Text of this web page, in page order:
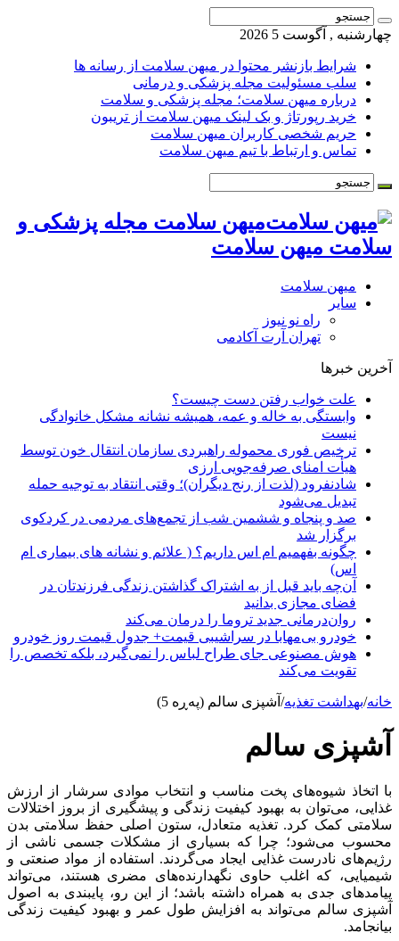
چهارشنبه , آگوست 5 2026
شرایط بازنشر محتوا در میهن سلامت از رسانه ها
سلب مسئولیت مجله پزشکی و درمانی
درباره میهن سلامت؛ مجله پزشکی و سلامت
خرید رپورتاژ و بک لینک میهن سلامت از تریبون
حریم شخصی کاربران میهن سلامت
تماس و ارتباط با تیم میهن سلامت
میهن سلامت مجله پزشکی و
سلامت میهن سلامت
میهن سلامت
سایر
راه نو نیوز
تهران آرت آکادمی
آخرین خبرها
علت خواب رفتن دست چیست؟
وابستگی به خاله و عمه، همیشه نشانه مشکل خانوادگی
نیست
ترخیص فوری محموله راهبردی سازمان انتقال خون توسط
هیأت امنای صرفه‌جویی ارزی
شادنفرود (لذت از رنج دیگران)؛ وقتی انتقاد به توجیه حمله
تبدیل می‌شود
صد و پنجاه‌ و ششمین شب از تجمع‌های مردمی در کردکوی
برگزار شد
چگونه بفهمیم ام اس داریم؟ ( علائم و نشانه های بیماری ام
اس)
آن‌چه باید قبل از به اشتراک گذاشتن زندگی فرزندتان در
فضای مجازی بدانید
روان‌درمانی جدید تروما را درمان می‌کند
خودرو بی‌مهابا در سراشیبی قیمت+ جدول قیمت روز خودرو
هوش مصنوعی جای طراح لباس را نمی‌گیرد، بلکه تخصص را
تقویت می‌کند
خانه/بهداشت تغذیه/ آشپزی سالم (پەڕە 5)
آشپزی سالم
با اتخاذ شیوه‌های پخت مناسب و انتخاب موادی سرشار از ارزش
غذایی، می‌توان به بهبود کیفیت زندگی و پیشگیری از بروز اختلالات
سلامتی کمک کرد. تغذیه متعادل، ستون اصلی حفظ سلامتی بدن
محسوب می‌شود؛ چرا که بسیاری از مشکلات جسمی ناشی از
رژیم‌های نادرست غذایی ایجاد می‌گردند. استفاده از مواد صنعتی و
شیمیایی، که اغلب حاوی نگهدارنده‌های مضری هستند، می‌تواند
پیامدهای جدی به همراه داشته باشد؛ از این رو، پایبندی به اصول
آشپزی سالم می‌تواند به افزایش طول عمر و بهبود کیفیت زندگی
بیانجامد.